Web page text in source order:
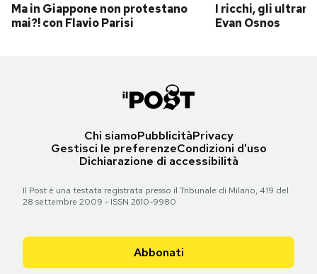
Ma in Giappone non protestano
mai?! con Flavio Parisi
I ricchi, gli
Evan Osnos
Chi siamoPubblicitàPrivacy
Gestisci le preferenzeCondizioni d'uso
Dichiarazione di accessibilità
Il Post è una testata registrata presso il Tribunale di Milano, 419 del
28 settembre 2009 - ISSN 2610-9980
Abbonati